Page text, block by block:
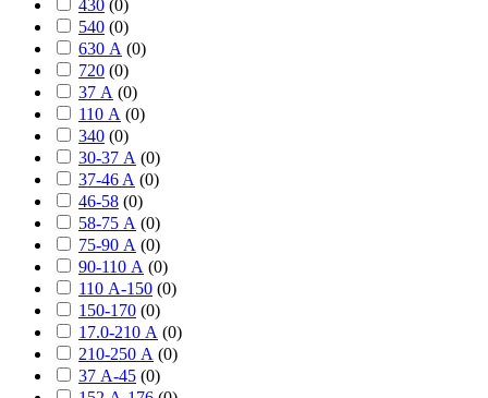
430 (0)
540 (0)
630 А (0)
720 (0)
37 А (0)
110 А (0)
340 (0)
30-37 А (0)
37-46 A (0)
46-58 (0)
58-75 А (0)
75-90 А (0)
90-110 А (0)
110 А-150 (0)
150-170 (0)
17.0-210 А (0)
210-250 А (0)
37 А-45 (0)